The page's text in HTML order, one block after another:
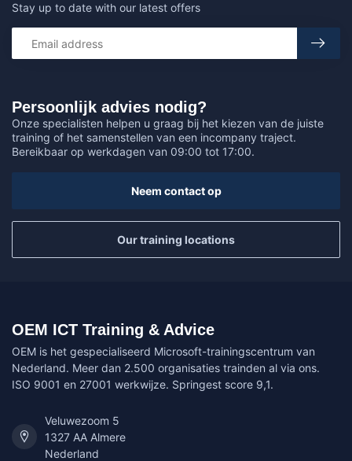
Persoonlijk advies nodig?
Onze specialisten helpen u graag bij het kiezen van de juiste
training of het samenstellen van een incompany traject.
Bereikbaar op werkdagen van 09:00 tot 17:00.
Neem contact op
Our training locations
Stay up to date with our latest offers
OEM ICT Training & Advice
OEM is het gespecialiseerd Microsoft-trainingscentrum van
Nederland. Meer dan 2.500 organisaties trainden al via ons.
ISO 9001 en 27001 werkwijze. Springest score 9,1.
Veluwezoom 5
1327 AA Almere
Nederland